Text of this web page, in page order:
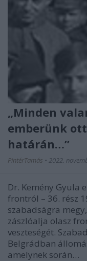
„Minden
emberünk
határán…”
PintérTamás • 2022.
Dr. Kemény Gyula
frontról – 36. rész
szabadságra
zászlóalja olasz
veszteségét.
Belgrádban
amelynek során…